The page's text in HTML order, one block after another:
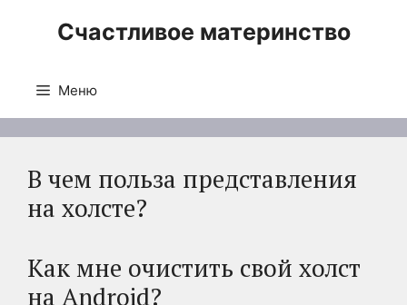
Счастливое материнство
Меню
В чем польза представления
на холсте?
Как мне очистить свой холст
на Android?